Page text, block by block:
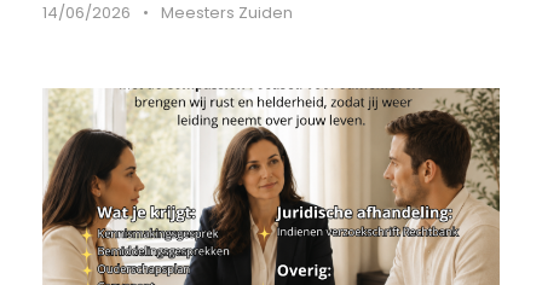
14/06/2026 • Meesters Zuiden